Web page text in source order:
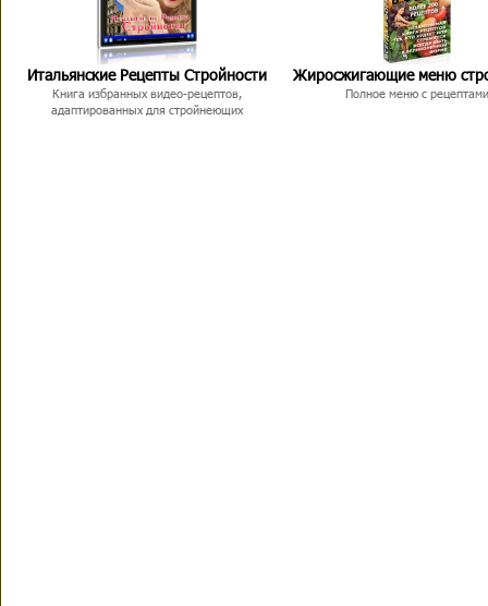
Итальянские Рецепты Стройности
Книга избранных видео-рецептов,
адаптированных для стройнеющих
Жиросжигающие меню
Полное меню с рецептами